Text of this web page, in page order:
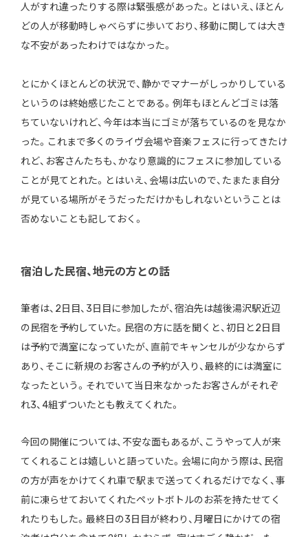
人がすれ違ったりする際は緊張感があった。とはいえ、ほとん
どの人が移動時しゃべらずに歩いており、移動に関しては大き
な不安があったわけではなかった。
とにかくほとんどの状況で、静かでマナーがしっかりしている
というのは終始感じたことである。例年もほとんどゴミは落
ちていないけれど、今年は本当にゴミが落ちているのを見なか
った。これまで多くのライヴ会場や音楽フェスに行ってきたけ
れど、お客さんたちも、かなり意識的にフェスに参加している
ことが見てとれた。とはいえ、会場は広いので、たまたま自分
が見ている場所がそうだっただけかもしれないということは
否めないことも記しておく。
宿泊した民宿、地元の方との話
筆者は、2日目、3日目に参加したが、宿泊先は越後湯沢駅近辺
の民宿を予約していた。民宿の方に話を聞くと、初日と2日目
は予約で満室になっていたが、直前でキャンセルが少なからず
あり、そこに新規のお客さんの予約が入り、最終的には満室に
なったという。それでいて当日来なかったお客さんがそれぞ
れ3、4組ずついたとも教えてくれた。
今回の開催については、不安な面もあるが、こうやって人が来
てくれることは嬉しいと語っていた。会場に向かう際は、民宿
の方が声をかけてくれ車で駅まで送ってくれるだけでなく、事
前に凍らせておいてくれたペットボトルのお茶を持たせてく
れたりもした。最終日の3日目が終わり、月曜日にかけての宿